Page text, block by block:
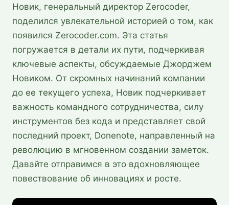
Новик, генеральный директор Zerocoder,
поделился увлекательной историей о том, как
появился Zerocoder.com. Эта статья
погружается в детали их пути, подчеркивая
ключевые аспекты, обсуждаемые Джорджем
Новиком. От скромных начинаний компании
до ее текущего успеха, Новик подчеркивает
важность командного сотрудничества, силу
инструментов без кода и представляет свой
последний проект, Donenote, направленный на
революцию в мгновенном создании заметок.
Давайте отправимся в это вдохновляющее
повествование об инновациях и росте.